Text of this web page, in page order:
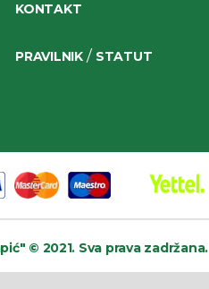
KONTAKT
PRAVILNIK/ STATUT
© 2021. Sva prava zadržana.